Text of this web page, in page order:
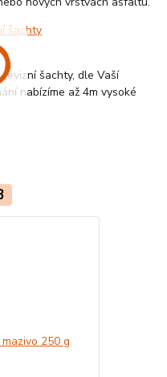
šachty
šachty, dle Vaší
nabízíme až 4m vysoké